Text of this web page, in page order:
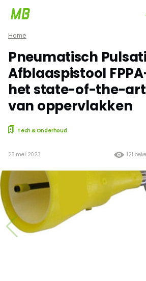
Home
Pneumatisch
Afblaaspistool
het state-of-the-
van oppervlakken
Tech & Onderhoud
121
23 mei 2023